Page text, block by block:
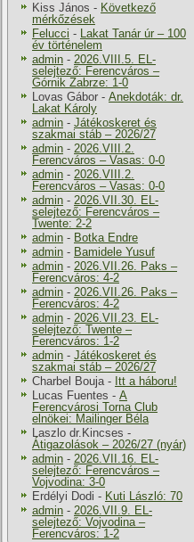
Kiss János - Következő
mérkőzések
Felucci - Lakat Tanár úr – 100
év történelem
admin - 2026.VIII.5. EL-
selejtező: Ferencváros –
Górnik Zabrze: 1-0
Lovas Gábor - Anekdoták: dr.
Lakat Károly
admin - Játékoskeret és
szakmai stáb – 2026/27
admin - 2026.VIII.2.
Ferencváros – Vasas: 0-0
admin - 2026.VIII.2.
Ferencváros – Vasas: 0-0
admin - 2026.VII.30. EL-
selejtező: Ferencváros –
Twente: 2-2
admin - Botka Endre
admin - Bamidele Yusuf
admin - 2026.VII.26. Paks –
Ferencváros: 4-2
admin - 2026.VII.26. Paks –
Ferencváros: 4-2
admin - 2026.VII.23. EL-
selejtező: Twente –
Ferencváros: 1-2
admin - Játékoskeret és
szakmai stáb – 2026/27
Charbel Bouja- Itt a háboru!
Lucas Fuentes - A
Ferencvárosi Torna Club
elnökei: Mailinger Béla
Laszlo dr.Kincses -
Átigazolások – 2026/27 (nyár)
admin - 2026.VII.16. EL-
selejtező: Ferencváros –
Vojvodina: 3-0
Erdélyi Dodi - Kuti László: 70
admin - 2026.VII.9. EL-
selejtező: Vojvodina –
Ferencváros: 1-2